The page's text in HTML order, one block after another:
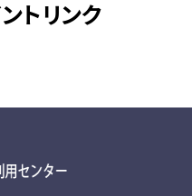
トリンク